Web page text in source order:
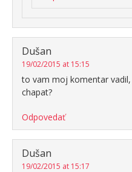
Dušan
19/02/2015 at 15:15
to vam moj komentar
chapat?
Odpovedať
Dušan
19/02/2015 at 15:17